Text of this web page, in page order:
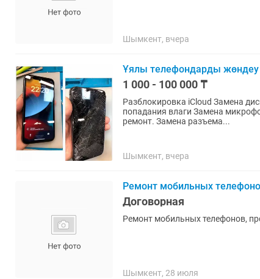
Шымкент, вчера
Ұялы телефондарды жөндеу
1 000 - 100 000 ₸
Разблокировка iCloud Замена дисплея и сенсора. Замена аккумулятора. Восстановление после
попадания влаги Замена
ремонт. Замена разъема...
Шымкент, вчера
Ремонт мобильных
Договорная
Ремонт мобильных телефонов,
Шымкент, 28 июля